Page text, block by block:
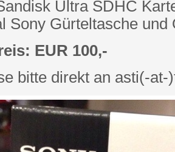
Ultra SDHC
Sony Gürteltasche und
EUR 100,-
bitte direkt an asti(-at-